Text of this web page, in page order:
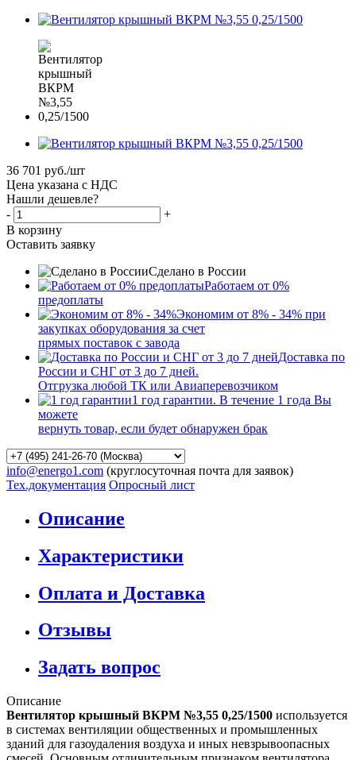
36 701 руб./шт
Цена указана с НДС
Нашли дешевле?
-
+
В корзину
Оставить заявку
Сделано в России
Работаем от 0%
предоплаты
Экономим от 8% - 34% при
закупках оборудования за счет
прямых поставок с завода
Доставка по
России и СНГ от 3 до 7 дней.
Отгрузка любой ТК или Авиаперевозчиком
1 год гарантии. В течение 1 года Вы
можете
вернуть товар, если будет обнаружен брак
info@energo1.com (круглосуточная почта для заявок)
Тех.документация Опросный лист
Описание
Характеристики
Оплата и Доставка
Отзывы
Задать вопрос
Описание
Вентилятор крышный ВКРМ №3,55 0,25/1500 используется
в системах вентиляции общественных и промышленных
зданий для газоудаления воздуха и иных невзрывоопасных